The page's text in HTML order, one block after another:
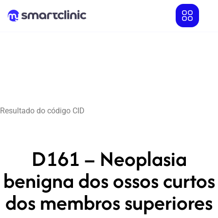
Resultado do código CID
D161 – Neoplasia
benigna dos ossos curtos
dos membros superiores